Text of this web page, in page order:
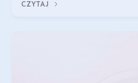
CZYTAJ